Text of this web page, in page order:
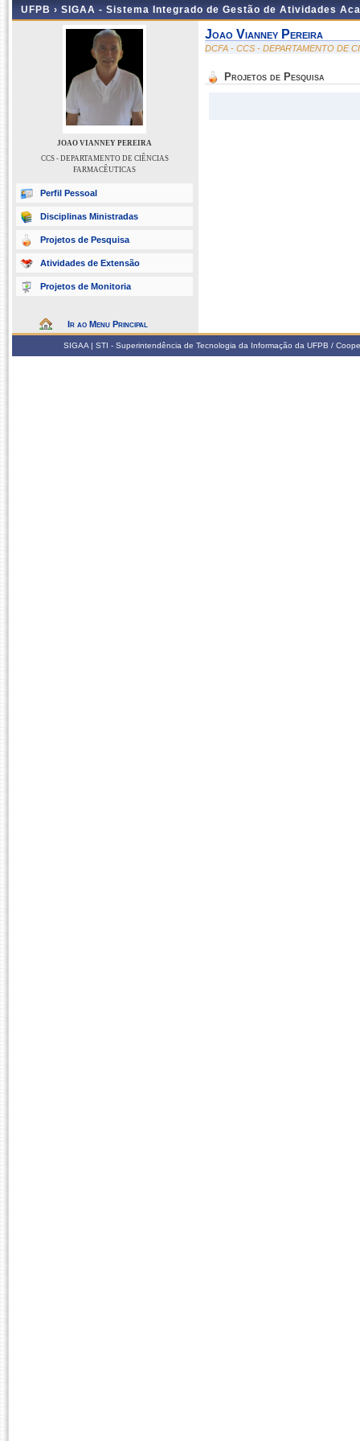
UFPB › SIGAA - Sistema Integrado de Gestão de Atividades
JOAO VIANNEY PEREIRA
CCS - DEPARTAMENTO DE CIÊNCIAS
FARMACÊUTICAS
Perfil Pessoal
Disciplinas Ministradas
Projetos de Pesquisa
Atividades de Extensão
Projetos de Monitoria
Ir ao Menu Principal
Joao Vianney Pereira
DCFA - CCS - DEPARTAMENTO DE
Projetos de Pesquisa
SIGAA | STI - Superintendência de Tecnologia da Informação da UFPB /